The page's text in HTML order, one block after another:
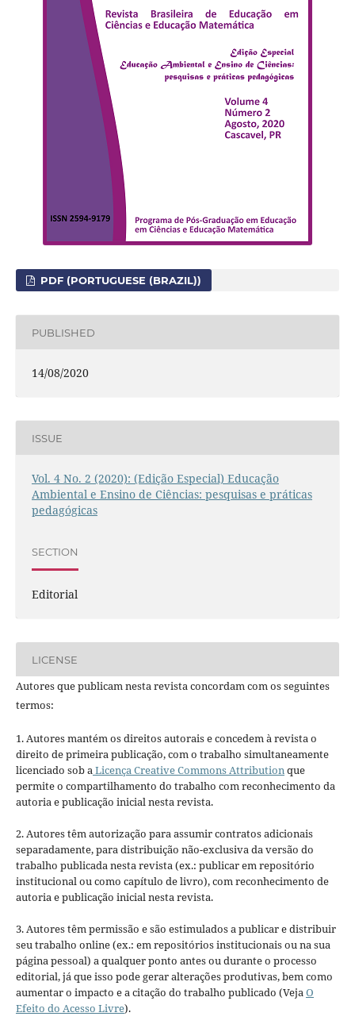
PDF (PORTUGUESE (BRAZIL))
PUBLISHED
14/08/2020
ISSUE
Vol. 4 No. 2 (2020): (Edição Especial) Educação
Ambiental e Ensino de Ciências: pesquisas e práticas
pedagógicas
SECTION
Editorial
LICENSE
Autores que publicam nesta revista concordam com os seguintes
termos:
1. Autores mantém os direitos autorais e concedem à revista o
direito de primeira publicação, com o trabalho simultaneamente
licenciado sob aLicença Creative Commons Attributionque
permite o compartilhamento do trabalho com reconhecimento da
autoria e publicação inicial nesta revista.
2. Autores têm autorização para assumir contratos adicionais
separadamente, para distribuição não-exclusiva da versão do
trabalho publicada nesta revista (ex.: publicar em repositório
institucional ou como capítulo de livro), com reconhecimento de
autoria e publicação inicial nesta revista.
3. Autores têm permissão e são estimulados a publicar e distribuir
seu trabalho online (ex.: em repositórios institucionais ou na sua
página pessoal) a qualquer ponto antes ou durante o processo
editorial, já que isso pode gerar alterações produtivas, bem como
aumentar o impacto e a citação do trabalho publicado (VejaO
Efeito do Acesso Livre).